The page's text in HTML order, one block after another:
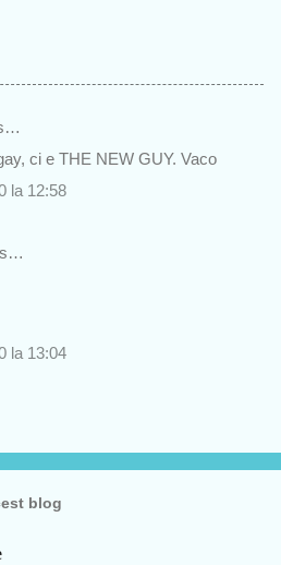
ci e THE NEW GUY. Vaco
la 12:58
la 13:04
blog